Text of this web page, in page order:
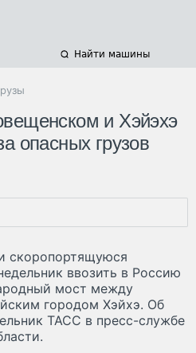
Найти машины
и Хэйэхэ
опасных грузов
скоропортящуюся
ввозить в Россию
мост между
городом Хэйхэ. Об
ТАСС в пресс-службе